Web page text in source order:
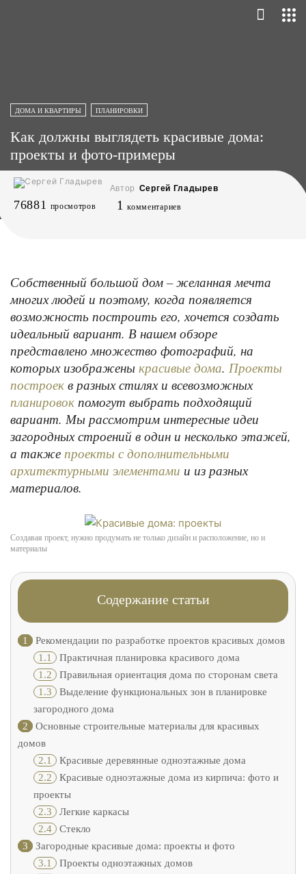
ДОМА И КВАРТИРЫ ПЛАНИРОВКИ
Как должны выглядеть красивые дома:
проекты и фото-примеры
Автор Сергей Гладырев
76881 просмотров 1 комментариев
Собственный большой дом – желанная мечта
многих людей и поэтому, когда появляется
возможность построить его, хочется создать
идеальный вариант. В нашем обзоре
представлено множество фотографий, на
которых изображены красивые дома. Проекты
построек в разных стилях и всевозможных
планировок помогут выбрать подходящий
вариант. Мы рассмотрим интересные идеи
загородных строений в один и несколько этажей,
а также проекты с дополнительными
архитектурными элементами и из разных
материалов.
Создавая проект, нужно продумать не только дизайн и расположение, но и
материалы
Содержание статьи
1
Рекомендации по разработке проектов красивых домов
1.1 Практичная планировка красивого дома
1.2 Правильная ориентация дома по сторонам света
1.3 Выделение функциональных зон в планировке
загородного дома
2
Основные строительные материалы для красивых
домов
2.1 Красивые деревянные одноэтажные дома
2.2 Красивые одноэтажные дома из кирпича: фото и
проекты
2.3 Легкие каркасы
2.4 Стекло
3
Загородные красивые дома: проекты и фото
3.1 Проекты одноэтажных домов